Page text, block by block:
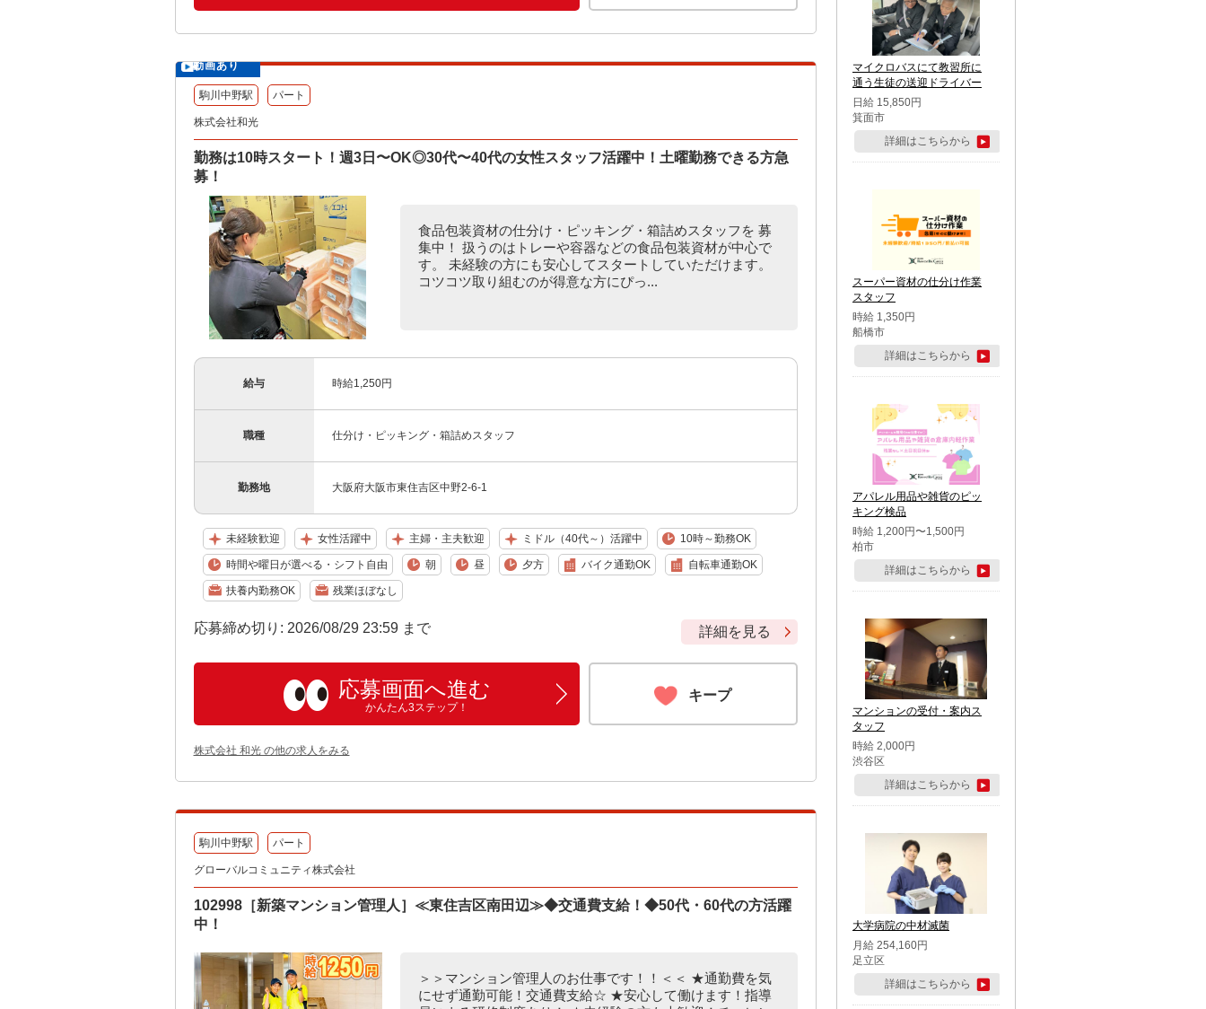
動画あり
駒川中野駅 パート
株式会社和光
勤務は10時スタート！週3日〜OK◎30代〜40代の女性スタッフ活躍中！土曜勤務できる方急
募！
食品包装資材の仕分け・ピッキング・箱詰めスタッフを 募
集中！ 扱うのはトレーや容器などの食品包装資材が中心で
す。 未経験の方にも安心してスタートしていただけます。
コツコツ取り組むのが得意な方にぴっ...
給与 時給1,250円
職種 仕分け・ピッキング・箱詰めスタッフ
勤務地 大阪府大阪市東住吉区中野2-6-1
未経験歓迎 女性活躍中 主婦・主夫歓迎 ミドル（40代～）活躍中 10時～勤務OK
時間や曜日が選べる・シフト自由 朝 昼 夕方 バイク通勤OK 自転車通勤OK
扶養内勤務OK 残業ほぼなし
応募締め切り: 2026/08/29 23:59 まで 詳細を見る
応募画面へ進む
かんたん3ステップ！
キープ
株式会社 和光 の他の求人をみる
駒川中野駅 パート
グローバルコミュニティ株式会社
102998［新築マンション管理人］≪東住吉区南田辺≫◆交通費支給！◆50代・60代の方活躍
中！
＞＞マンション管理人のお仕事です！！＜＜ ★通勤費を気
にせず通勤可能！交通費支給☆ ★安心して働けます！指導
マイクロバスにて教習所に
通う生徒の送迎ドライバー
日給 15,850円
箕面市
詳細はこちらから
スーパー資材の仕分け作業
スタッフ
時給 1,350円
船橋市
詳細はこちらから
アパレル用品や雑貨のピッ
キング検品
時給 1,200円〜1,500円
柏市
詳細はこちらから
マンションの受付・案内ス
タッフ
時給 2,000円
渋谷区
詳細はこちらから
大学病院の中材滅菌
月給 254,160円
足立区
詳細はこちらから